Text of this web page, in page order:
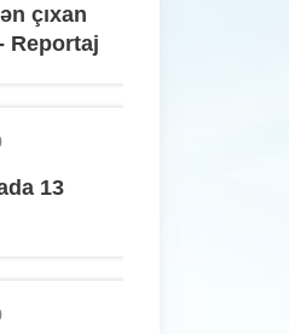
çıxan
Reportaj
13